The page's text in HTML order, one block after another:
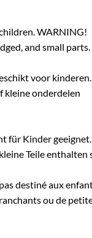
WARNING!
and small parts.
voor kinderen.
kleine onderdelen
für Kinder geeignet.
Teile enthalten
destiné aux
ou de